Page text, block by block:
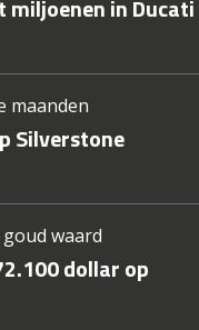
in Ducati
maanden
Silverstone
waard
dollar op